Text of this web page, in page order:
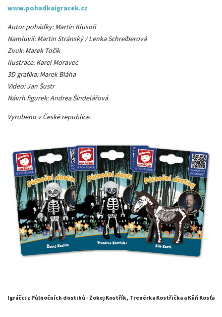
www.pohadkaigracek.cz
Autor pohádky: Martin Klusoň
Namluvil: Martin Stránský / Lenka Schreiberová
Zvuk: Marek Točík
Ilustrace: Karel Moravec
3D grafika: Marek Bláha
Video: Jan Šustr
Návrh figurek: Andrea Šindelářová
Vyrobeno v České republice.
Igráčci z Půlnočních dostihů - Žokej Kostřík, Trenérka Kostřička a Kůň Kosťa